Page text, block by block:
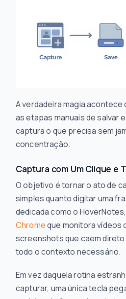
A verdadeira magia acontece
as etapas manuais de salvar
captura o que precisa sem
concentração.
Captura com Um Clique e
O objetivo é tornar o ato de
simples quanto digitar uma
dedicada como o
Chromeque monitora vídeos
screenshots que caem
todo o contexto necessário.
Em vez daquela rotina
capturar, uma única tecla